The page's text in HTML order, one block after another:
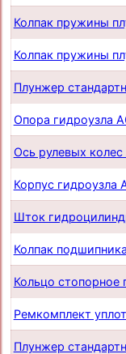
Колпак пружины
Колпак пружины
Плунжер
Опора гидроузла
Ось рулевых колес
Корпус гидроузла
Шток
Колпак
Кольцо стопорное
Ремкомплект
Плунжер